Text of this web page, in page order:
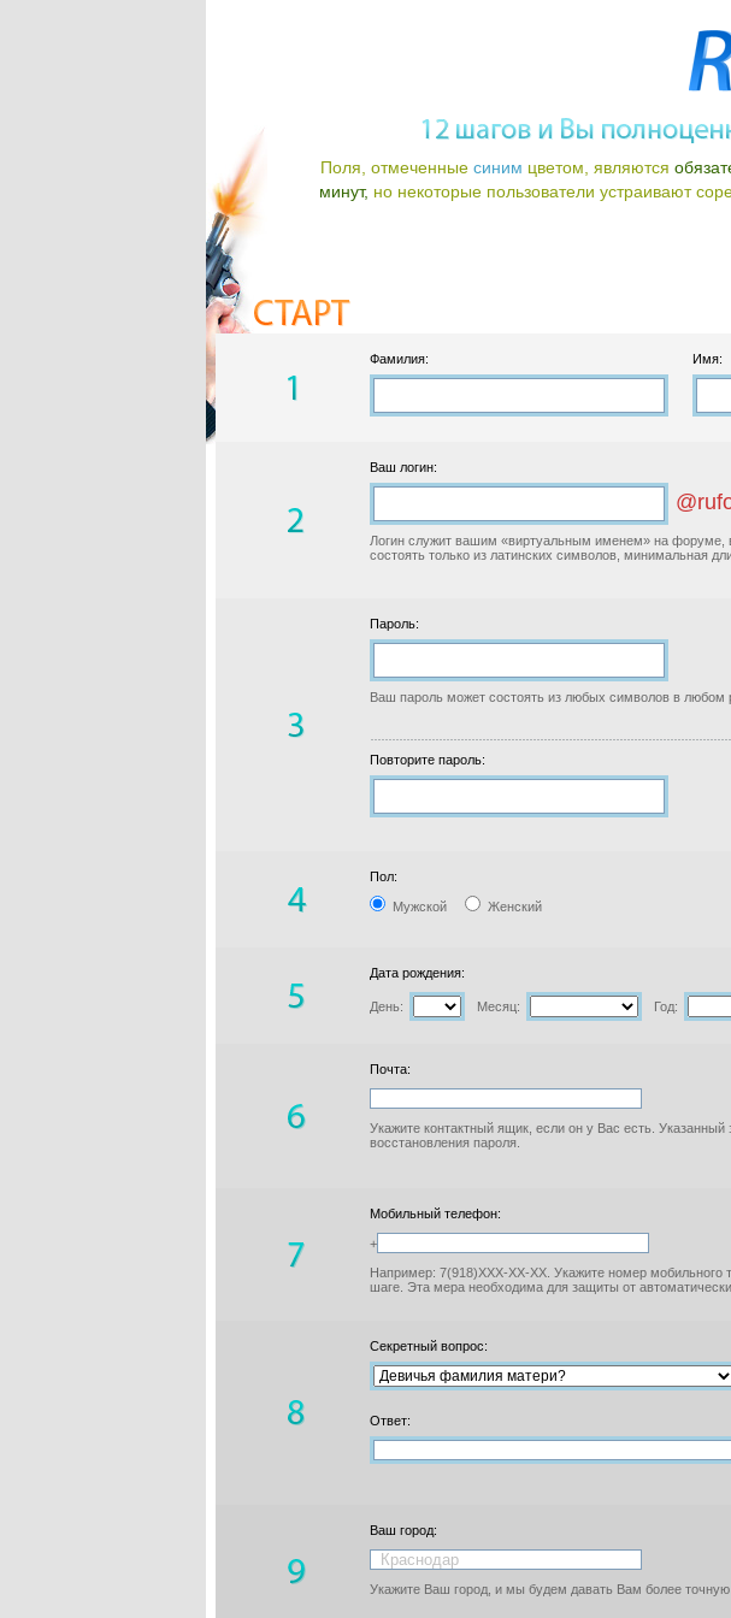
Поля, отмеченные синим цветом, являются
минут, но некоторые пользователи устраивают
Фамилия: Имя:
Ваш логин:
Логин служит вашим «виртуальным именем» на форуме,
состоять только из латинских символов, минимальная
Пароль:
Ваш пароль может состоять из любых символов в любом
Повторите пароль:
Пол:
Мужской Женский
Дата рождения:
День: Месяц: Год:
Почта:
Укажите контактный ящик, если он у Вас есть.
восстановления пароля.
Мобильный телефон:
+
Например: 7(918)XXX-XX-XX. Укажите номер
шаге. Эта мера необходима для защиты от
Секретный вопрос:
Ответ:
Ваш город:
Укажите Ваш город, и мы будем давать Вам более